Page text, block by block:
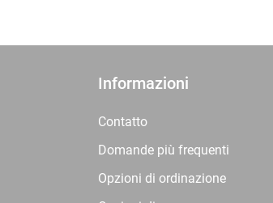
Informazioni
Contatto
Domande più frequenti
Opzioni di ordinazione